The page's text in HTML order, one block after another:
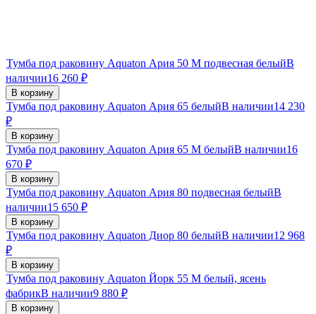
Тумба под раковину Aquaton Ария 50 М подвесная белыйВ
наличии16 260 ₽
В корзину
Тумба под раковину Aquaton Ария 65 белыйВ наличии14 230
₽
В корзину
Тумба под раковину Aquaton Ария 65 М белыйВ наличии16
670 ₽
В корзину
Тумба под раковину Aquaton Ария 80 подвесная белыйВ
наличии15 650 ₽
В корзину
Тумба под раковину Aquaton Диор 80 белыйВ наличии12 968
₽
В корзину
Тумба под раковину Aquaton Йорк 55 М белый, ясень
фабрикВ наличии9 880 ₽
В корзину